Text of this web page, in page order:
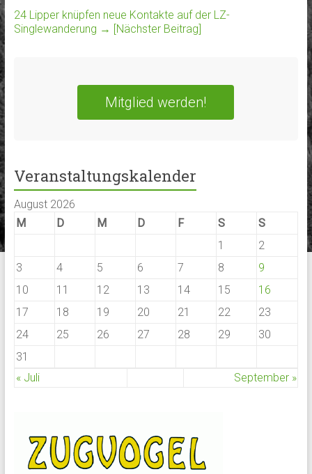
24 Lipper knüpfen neue Kontakte auf der LZ-
Singlewanderung → [Nächster Beitrag]
Mitglied werden!
Veranstaltungskalender
August 2026
M
D M D F S
S
1
2
3
4 5 6 7 8
9
10
11 12 13 14 15
16
17
18 19 20 21 22
23
24
25 26 27 28 29
30
31
« Juli
September »